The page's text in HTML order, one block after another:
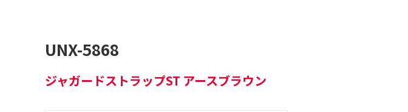
UNX-5868
ジャガードストラップST アースブラウン